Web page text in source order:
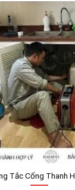
Tắc Cống Thanh